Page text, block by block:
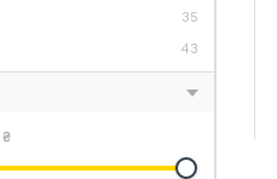
35
43
₴